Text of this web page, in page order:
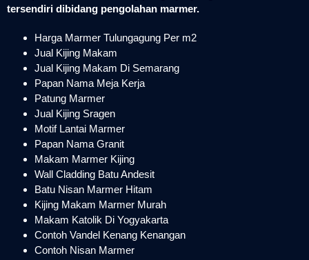
tersendiri dibidang pengolahan marmer.
Harga Marmer Tulungagung Per m2
Jual Kijing Makam
Jual Kijing Makam Di Semarang
Papan Nama Meja Kerja
Patung Marmer
Jual Kijing Sragen
Motif Lantai Marmer
Papan Nama Granit
Makam Marmer Kijing
Wall Cladding Batu Andesit
Batu Nisan Marmer Hitam
Kijing Makam Marmer Murah
Makam Katolik Di Yogyakarta
Contoh Vandel Kenang Kenangan
Contoh Nisan Marmer